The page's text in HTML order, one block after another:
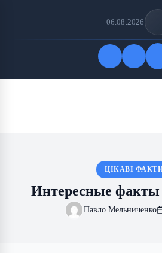
06.08.2026
ЦІКАВІ
Интересные факты
Павло Мельниченко